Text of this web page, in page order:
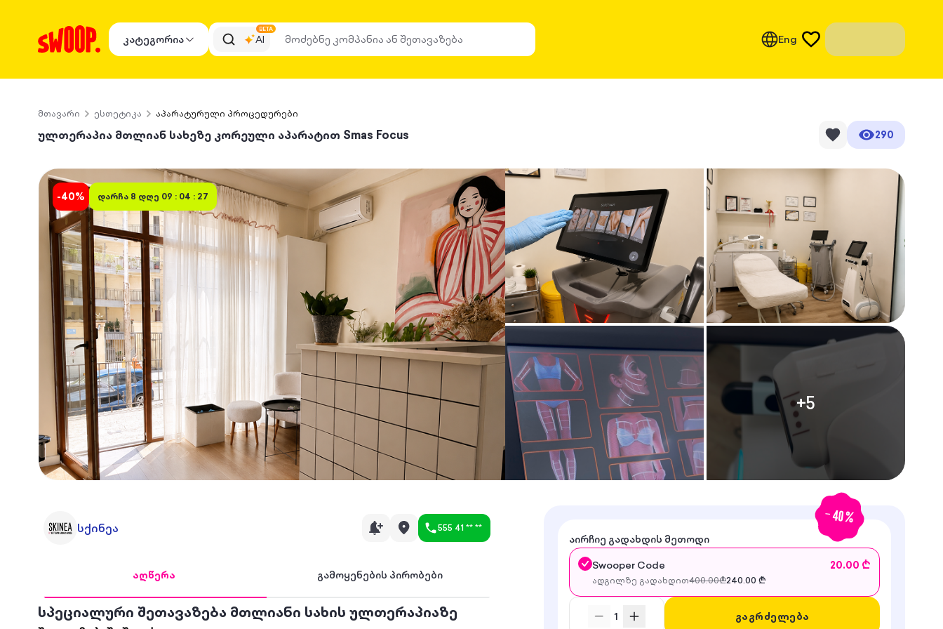
კატეგორია AI
BETA
Eng
მთავარი ესთეტიკა აპარატურული პროცედურები
ულთერაპია მთლიან სახეზე კორეული აპარატით Smas Focus 290
+5
-40% დარჩა 8 დღე 09 : 04 : 27
სქინეა 555 41 ** **
აღწერა გამოყენების პირობები
სპეციალური შეთავაზება მთლიანი სახის ულთერაპიაზე
-40%
აირჩიე გადახდის მეთოდი
Swooper Code
20.00 ₾
ადგილზე გადახდით400.00₾240.00 ₾
1 გაგრძელება